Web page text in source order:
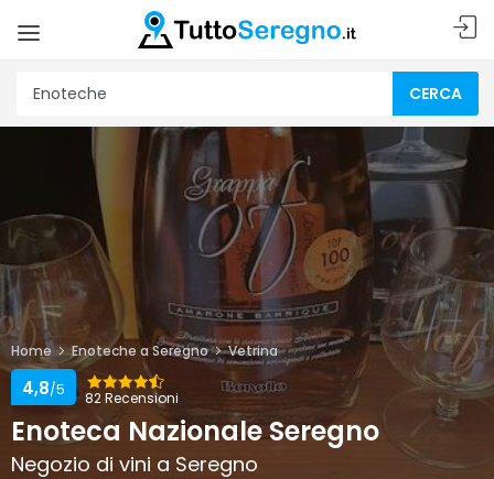
CERCA
Home Enoteche a Seregno Vetrina
82 Recensioni
4,8/5
Enoteca Nazionale Seregno
Negozio di vini a Seregno